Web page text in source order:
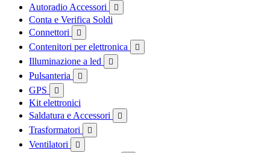
Autoradio Accessori

Conta e Verifica Soldi
Connettori

Contenitori per elettronica 
Illuminazione a led 
Pulsanteria 
GPS 
Kit elettronici
Saldatura e Accessori

Trasformatori 
Ventilatori 